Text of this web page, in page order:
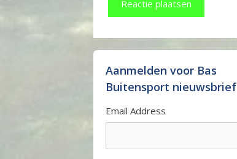
Aanmelden voor Bas
Buitensport nieuwsbrief
Email Address